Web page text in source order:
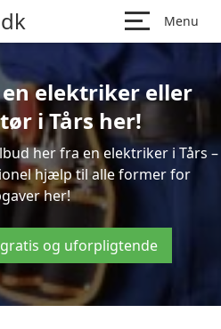
Menu
elektriker eller
i Tårs her!
her fra en elektriker i Tårs –
hjælp til alle former for
her!
og uforpligtende